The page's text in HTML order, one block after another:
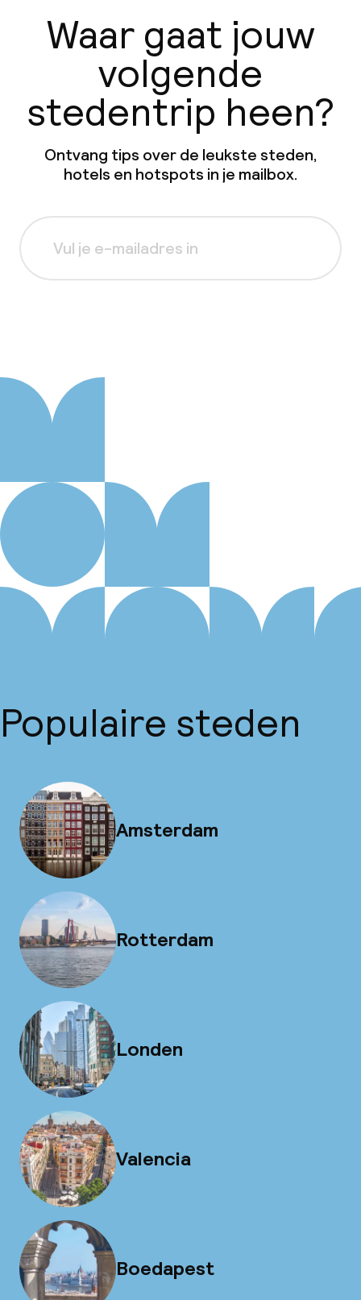
Waar gaat jouw
volgende
stedentrip heen?
Ontvang tips over de leukste steden,
hotels en hotspots in je mailbox.
Populaire steden
Amsterdam
Rotterdam
Londen
Valencia
Boedapest